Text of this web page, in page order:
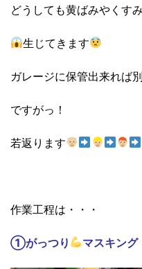
どうしても黄ばみやくす
生じてきます
ガレージに保管出来れば
ですがっ！
若返ります
作業工程は・・・
①がっつり マスキング